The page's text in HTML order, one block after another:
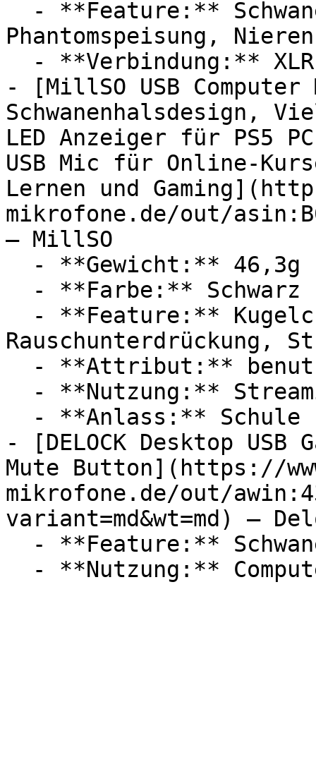
Phantomspeisung,
- [MillSO USB
Schwanenhalsdesign,
LED Anzeiger für PS5
USB Mic für Online-
Lernen und
mikrofone.de/out/
— MillSO
Rauschunterdrückung,
- [DELOCK Desktop USB
Mute Button](https://
mikrofone.de/out/
variant=md&wt=md) —